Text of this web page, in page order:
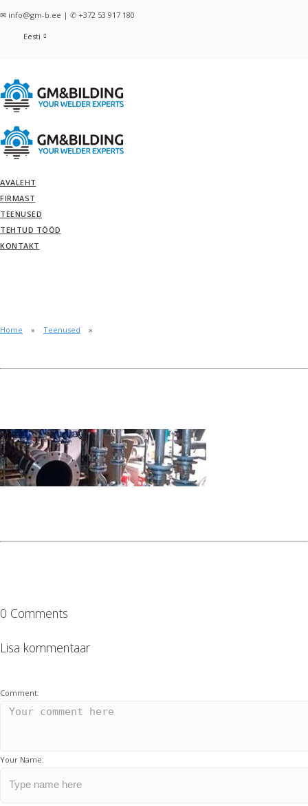
✉ info@gm-b.ee | ✆ +372 53 917 180
Eesti
AVALEHT
FIRMAST
TEENUSED
TEHTUD TÖÖD
KONTAKT
Home Teenused
0 Comments
Lisa kommentaar
Comment:
Your Name: